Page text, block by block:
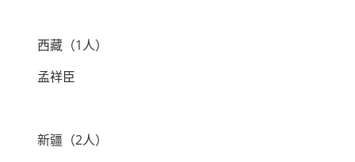
西藏（1人）
孟祥臣
新疆（2人）